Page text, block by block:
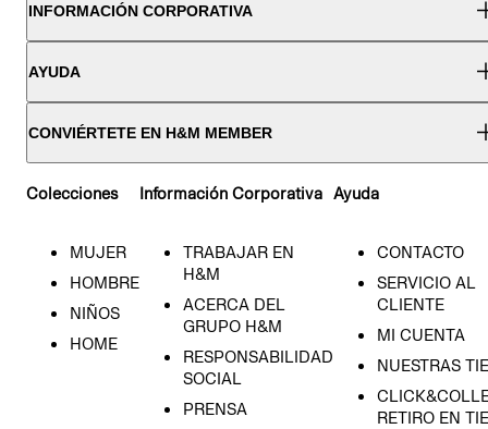
INFORMACIÓN CORPORATIVA
AYUDA
CONVIÉRTETE EN H&M MEMBER
Colecciones
MUJER
HOMBRE
NIÑOS
HOME
Información Corporativa
TRABAJAR EN
H&M
ACERCA DEL
GRUPO H&M
RESPONSABILIDAD
SOCIAL
PRENSA
Ayuda
CONTACTO
SERVICIO AL
CLIENTE
MI CUENTA
NUESTRAS
RETIRO EN